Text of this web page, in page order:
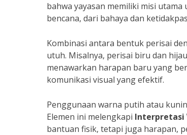
bahwa yayasan memiliki misi
bencana, dari bahaya dan
Kombinasi antara bentuk perisai
utuh. Misalnya, perisai biru dan
menawarkan harapan baru yang
komunikasi visual yang efektif.
Penggunaan warna putih atau
Elemen ini melengkapi Interpretasi
bantuan fisik, tetapi juga harapan,